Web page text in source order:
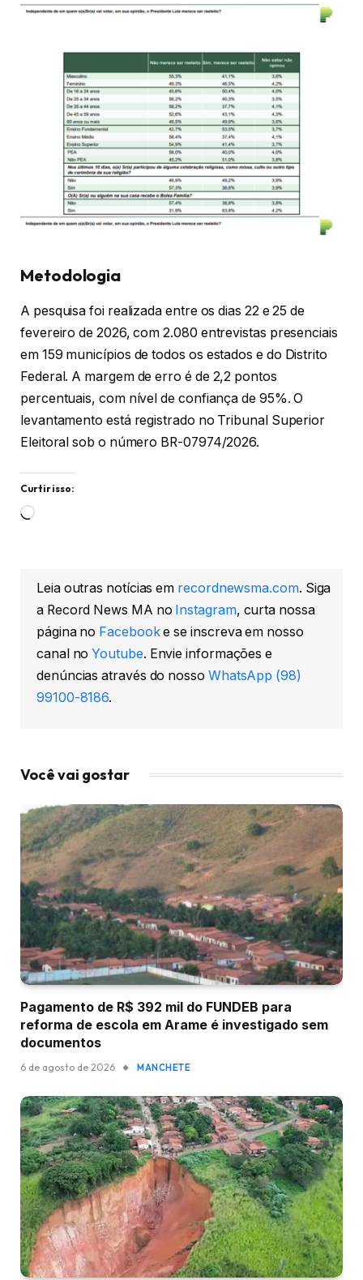
Metodologia
A pesquisa foi realizada entre os dias 22 e 25 de
fevereiro de 2026, com 2.080 entrevistas presenciais
em 159 municípios de todos os estados e do Distrito
Federal. A margem de erro é de 2,2 pontos
percentuais, com nível de confiança de 95%. O
levantamento está registrado no Tribunal Superior
Eleitoral sob o número BR-07974/2026.
Curtir isso:
Carregando...
Leia outras notícias em recordnewsma.com. Siga
a Record News MA no Instagram, curta nossa
página no Facebooke se inscreva em nosso
canal noYoutube. Envie informações e
denúncias através do nosso WhatsApp (98)
99100-8186.
Você vai gostar
Pagamento de R$ 392 mil do FUNDEB para
reforma de escola em Arame é investigado sem
documentos
6 de agosto de 2026 MANCHETE